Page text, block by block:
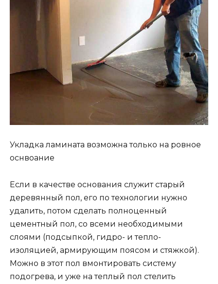
Укладка ламината возможна только на ровное
оснвоание
Если в качестве основания служит старый
деревянный пол, его по технологии нужно
удалить, потом сделать полноценный
цементный пол, со всеми необходимыми
слоями (подсыпкой, гидро- и тепло-
изоляцией, армирующим поясом и стяжкой).
Можно в этот пол вмонтировать систему
подогрева, и уже на теплый пол стелить